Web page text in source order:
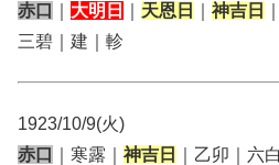
赤口
大明日 天恩日 神吉日
三碧｜建｜軫
1923/10/9(火)
赤口
｜寒露｜ 神吉日 ｜乙卯｜六